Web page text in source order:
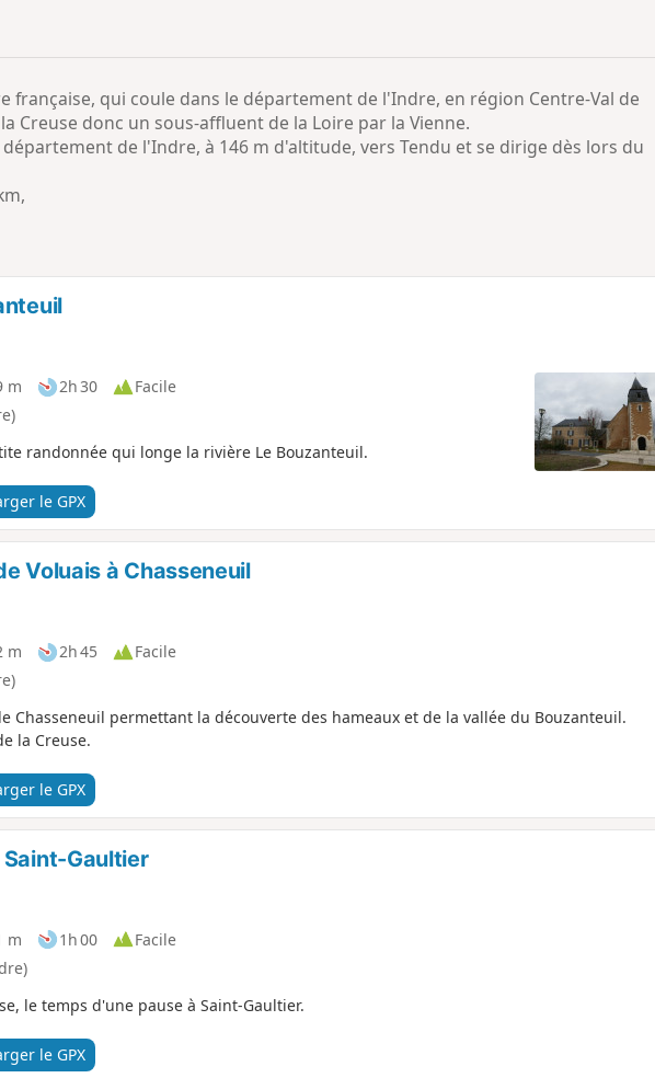
française, qui coule dans le département de l'Indre, en région Centre-Val de
Creuse donc un sous-affluent de la Loire par la Vienne.
de l'Indre, à 146 m d'altitude, vers Tendu et se dirige dès lors du
m 2h 30
Facile
randonnée qui longe la rivière Le Bouzanteuil.
le GPX
Voluais à Chasseneuil
m 2h 45
Facile
Chasseneuil permettant la découverte des hameaux et de la vallée du Bouzanteuil.
la Creuse.
le GPX
Saint-Gaultier
m 1h 00
Facile
le temps d'une pause à Saint-Gaultier.
le GPX